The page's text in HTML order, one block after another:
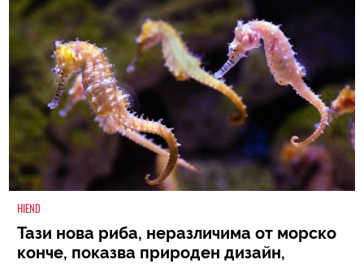
HIEND
Тази нова риба, неразличима от морско
конче, показва природен дизайн,